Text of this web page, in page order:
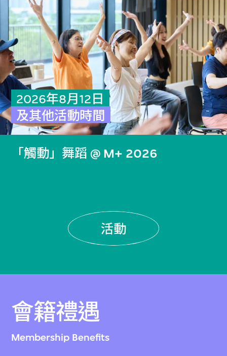
2026年8月12日
及其他活動時間
「觸動」舞蹈 @ M+ 2026
活動
會籍禮遇
Membership Benefits